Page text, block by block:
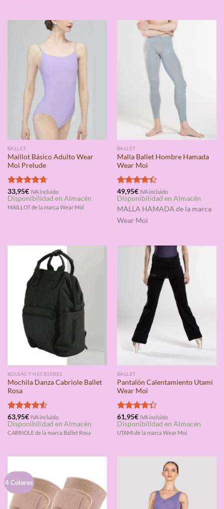
BALLET
Maillot Básico Adulto Wear
Moi Prelude
Valorado
con4.67
de 5
33,95€ IVA incluido
Disponibilidad en Almacén
MAILLOT de la marca Wear Moi
BALLET
Malla Ballet Hombre Hamada
Wear Moi
Valorado
con4.40
de 5
49,95€ IVA incluido
Disponibilidad en Almacén
MALLA HAMADA de la marca
Wear Moi
BOLSAS Y NECESERES
Mochila Danza Cabriole Ballet
Rosa
Valorado
con4.50
de 5
63,95€ IVA incluido
Disponibilidad en Almacén
CABRIOLE de la marca Ballet Rosa
BALLET
Pantalón Calentamiento Utami
Wear Moi
Valorado
con4.33
de 5
61,95€ IVA incluido
Disponibilidad en Almacén
UTAMI de la marca Wear Moi
4 Colores